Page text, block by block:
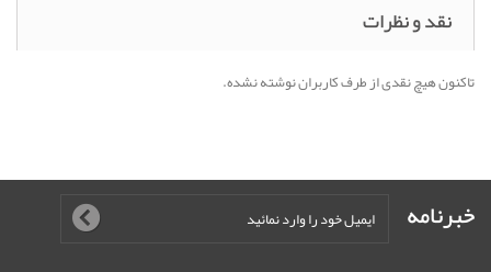
نقد و نظرات
تاکنون هیچ نقدی از طرف کاربران نوشته نشده.
خبرنامه